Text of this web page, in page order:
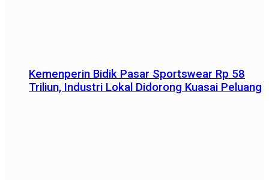
Kemenperin Bidik Pasar Sportswear Rp 58
Triliun, Industri Lokal Didorong Kuasai Peluang